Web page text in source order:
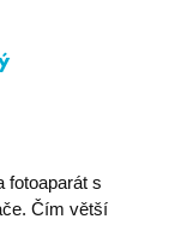
fotoaparát s
Čím větší